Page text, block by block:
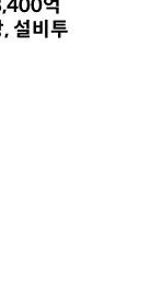
억
설비투